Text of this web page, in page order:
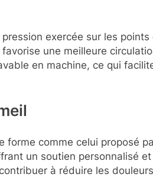
exercée sur les points
une meilleure
en machine, ce qui
forme comme celui proposé
un soutien personnalisé
à réduire les